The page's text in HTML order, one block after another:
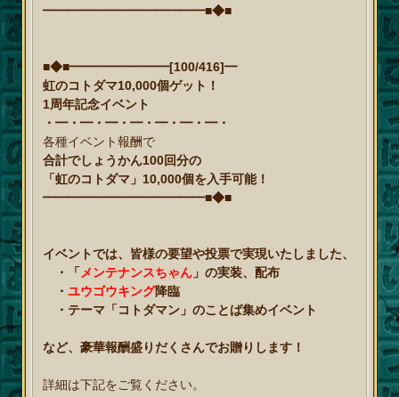
━━━━━━━━━━━━━■◆■
■◆■━━━━━━━━[100/416]━
虹のコトダマ10,000個ゲット！
1周年記念イベント
・━・━・━・━・━・━・━・
各種イベント報酬で
合計でしょうかん100回分の
「虹のコトダマ」10,000個を入手可能！
━━━━━━━━━━━━━■◆■
イベントでは、皆様の要望や投票で実現いたしました、
・「メンテナンスちゃん 」の実装、配布
・ユウゴウキング降臨
・テーマ「コトダマン」のことば集めイベント
など、豪華報酬盛りだくさんでお贈りします！
詳細は下記をご覧ください。